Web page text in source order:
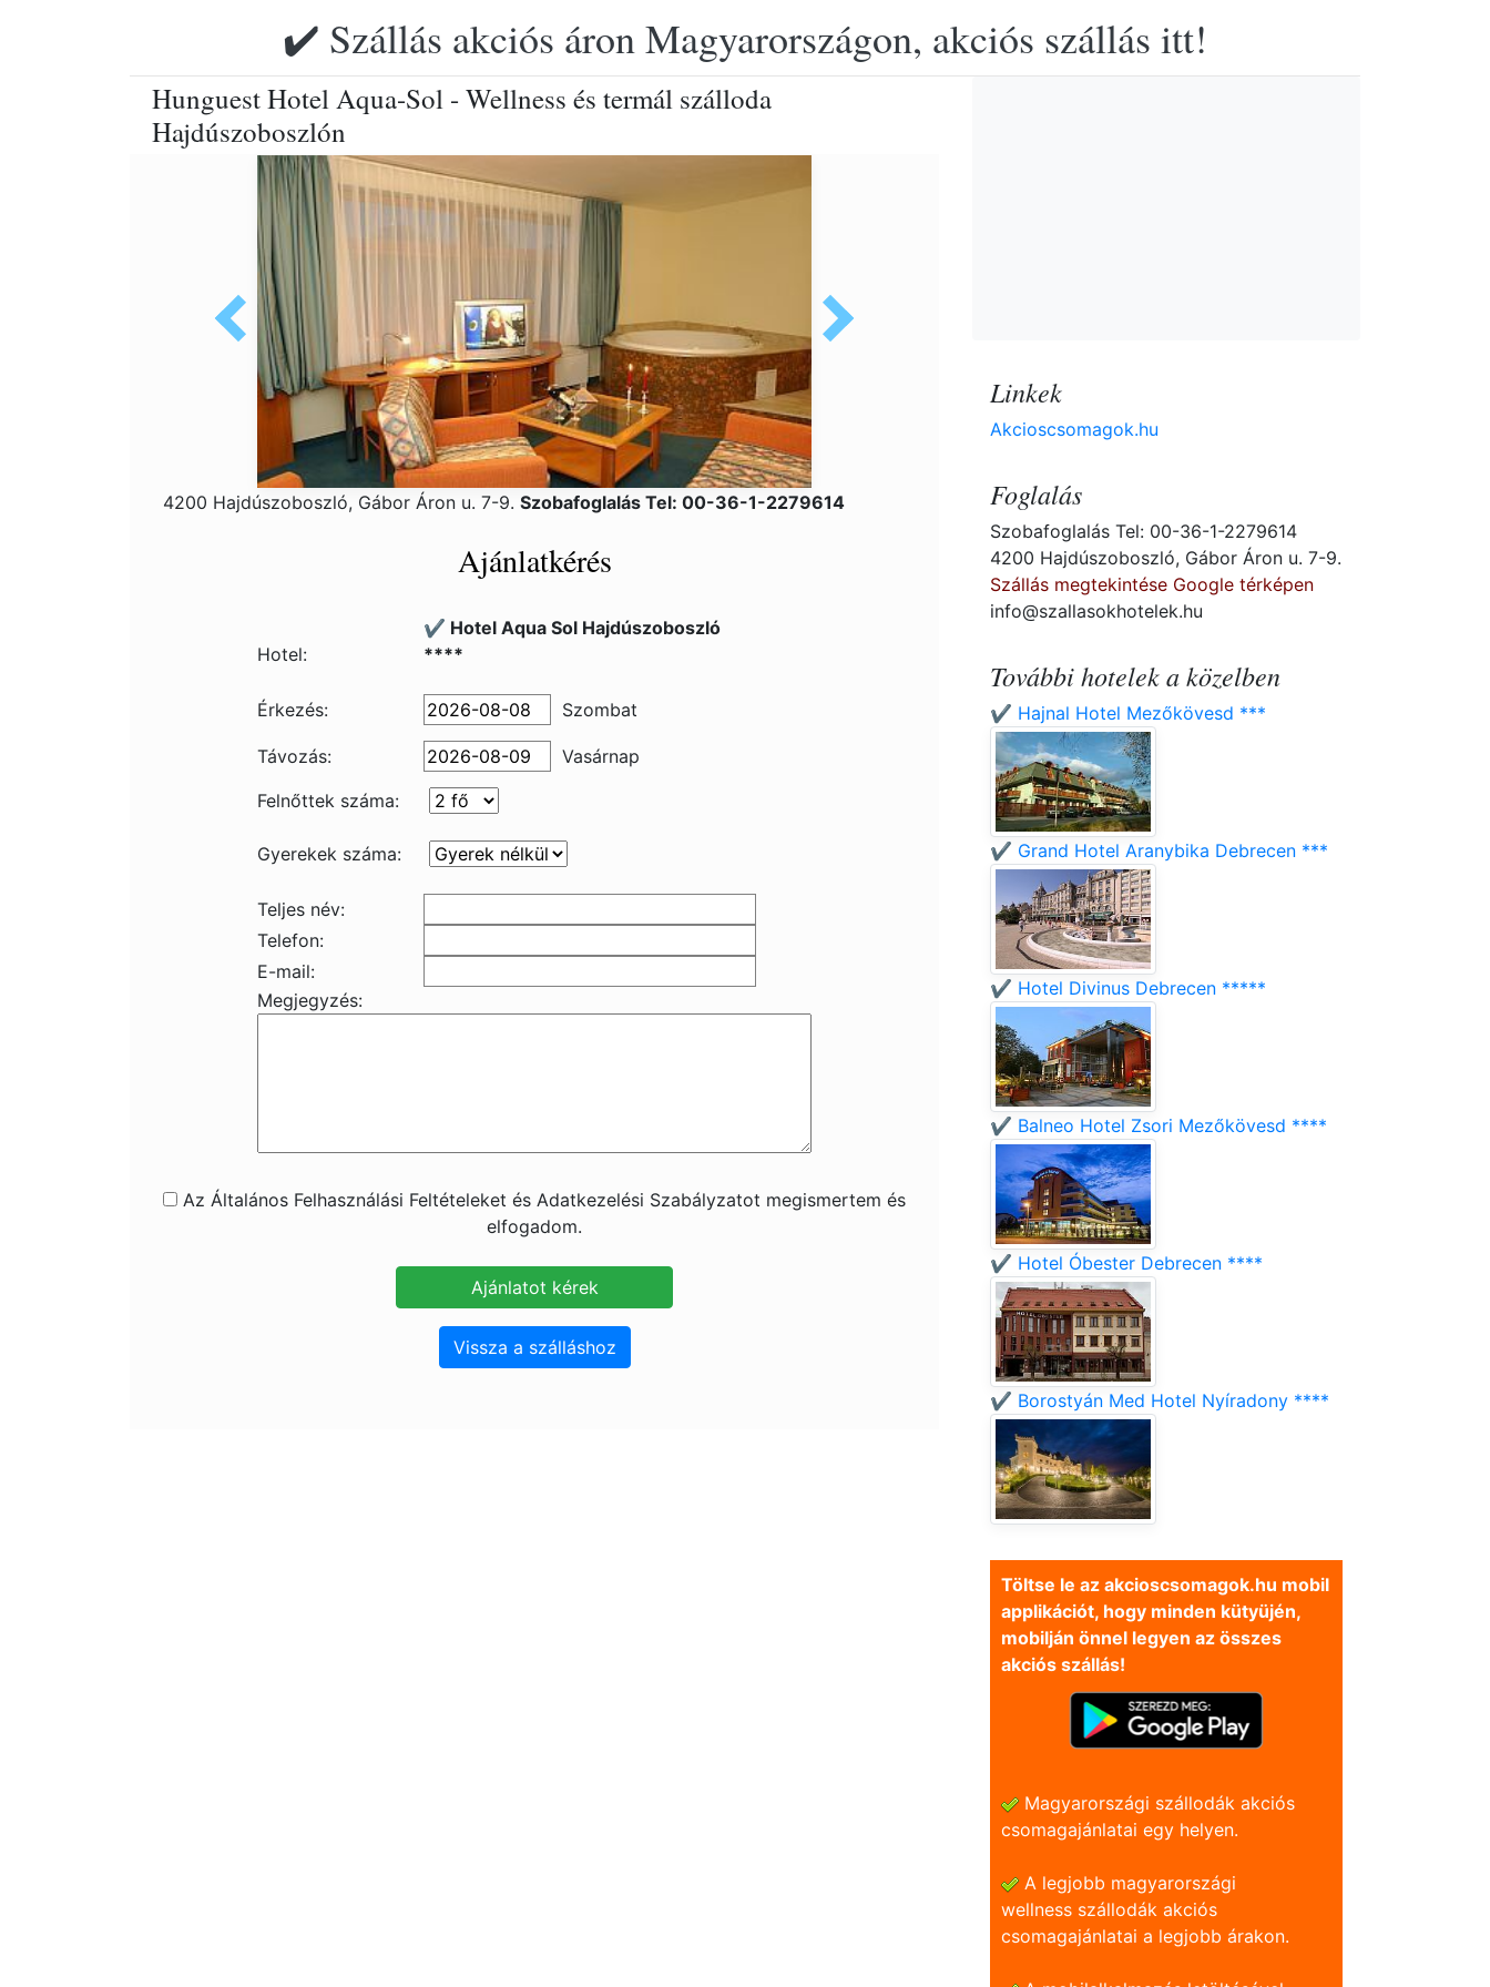
✔️ Szállás akciós áron Magyarországon, akciós szállás itt!
Hunguest Hotel Aqua-Sol - Wellness és termál szálloda
Hajdúszoboszlón
4200 Hajdúszoboszló, Gábor Áron u. 7-9. Szobafoglalás Tel: 00-36-1-2279614
Ajánlatkérés
Hotel:
✔️ Hotel Aqua Sol Hajdúszoboszló
****
Érkezés: Szombat
Távozás:
Vasárnap
Felnőttek száma:
Gyerekek száma:
Teljes név:
Telefon:
E-mail:
Megjegyzés:
Az Általános Felhasználási Feltételeket és Adatkezelési Szabályzatot megismertem és
elfogadom.
Vissza a szálláshoz
Linkek
Akcioscsomagok.hu
Foglalás
Szobafoglalás Tel: 00-36-1-2279614
4200 Hajdúszoboszló, Gábor Áron u. 7-9.
Szállás megtekintése Google térképen
info@szallasokhotelek.hu
További hotelek a közelben
✔️ Hajnal Hotel Mezőkövesd ***
✔️ Grand Hotel Aranybika Debrecen ***
✔️ Hotel Divinus Debrecen *****
✔️ Balneo Hotel Zsori Mezőkövesd ****
✔️ Hotel Óbester Debrecen ****
✔️ Borostyán Med Hotel Nyíradony ****
Töltse le az akcioscsomagok.hu mobil
applikációt, hogy minden kütyüjén,
mobilján önnel legyen az összes
akciós szállás!
Magyarországi szállodák akciós
csomagajánlatai egy helyen.
A legjobb magyarországi
wellness szállodák akciós
csomagajánlatai a legjobb árakon.